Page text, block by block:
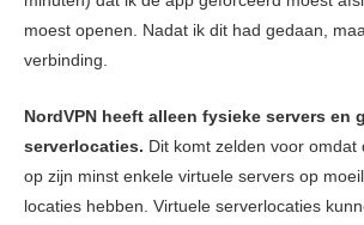
moest openen. Nadat ik dit had gedaan,
verbinding.
NordVPN heeft alleen fysieke servers en
serverlocaties. Dit komt zelden voor omdat
op zijn minst enkele virtuele servers op
locaties hebben. Virtuele serverlocaties